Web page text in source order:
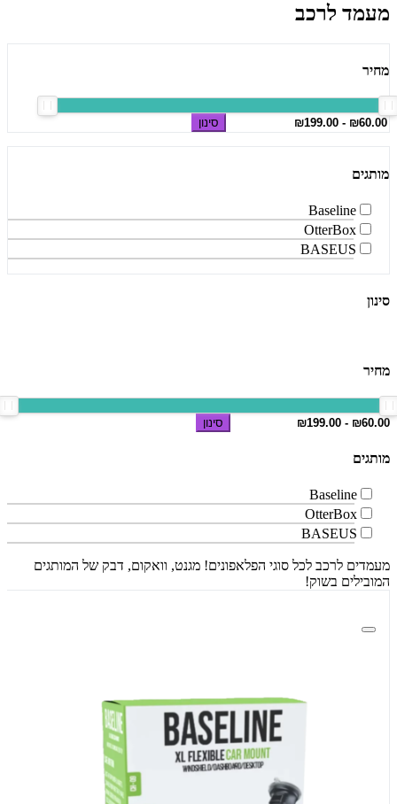
מעמד לרכב
מחיר
סינון
מותגים
Baseline
OtterBox
BASEUS
סינון
מחיר
סינון
מותגים
Baseline
OtterBox
BASEUS
מעמדים לרכב לכל סוגי הפלאפונים! מגנט, וואקום, דבק של המותגים
המובילים בשוק!